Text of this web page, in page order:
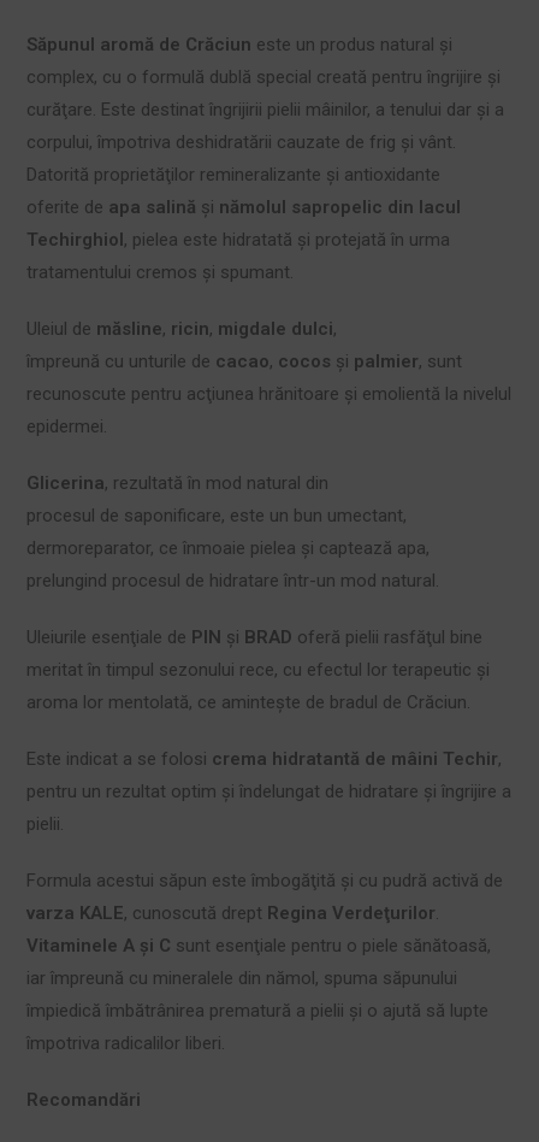
Săpunul aromă de Crăciun este un produs natural şi
complex, cu o formulă dublă special creată pentru îngrijire şi
curăţare. Este destinat îngrijirii pielii mâinilor, a tenului dar şi a
corpului, împotriva deshidratării cauzate de frig şi vânt.
Datorită proprietăţilor remineralizante şi antioxidante
oferite de apa salină şi nămolul sapropelic din lacul
Techirghiol, pielea este hidratată şi protejată în urma
tratamentului cremos şi spumant.
Uleiul de măsline, ricin, migdale dulci,
împreună cu unturile de cacao, cocos şi palmier, sunt
recunoscute pentru acţiunea hrănitoare şi emolientă la nivelul
epidermei.
Glicerina, rezultată în mod natural din
procesul de saponificare, este un bun umectant,
dermoreparator, ce înmoaie pielea şi captează apa,
prelungind procesul de hidratare într-un mod natural.
Uleiurile esenţiale de PIN şi BRAD oferă pielii rasfăţul bine
meritat în timpul sezonului rece, cu efectul lor terapeutic şi
aroma lor mentolată, ce aminteşte de bradul de Crăciun.
Este indicat a se folosi crema hidratantă de mâini Techir,
pentru un rezultat optim şi îndelungat de hidratare şi îngrijire a
pielii.
Formula acestui săpun este îmbogăţită şi cu pudră activă de
varza KALE, cunoscută drept Regina Verdeţurilor.
Vitaminele A şi C sunt esenţiale pentru o piele sănătoasă,
iar împreună cu mineralele din nămol, spuma săpunului
împiedică îmbătrânirea prematură a pielii şi o ajută să lupte
împotriva radicalilor liberi.
Recomandări